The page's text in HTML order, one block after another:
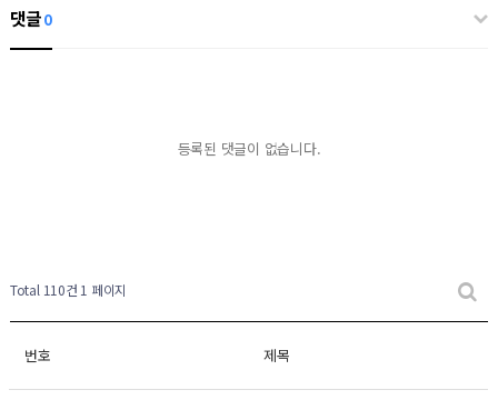
댓글0
등록된 댓글이 없습니다.
Total 110건 1 페이지
번호 제목